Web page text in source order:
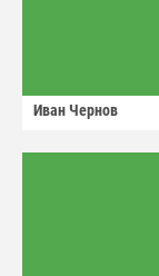
Иван Чернов